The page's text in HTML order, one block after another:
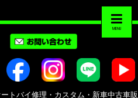
MENU
ートバイ修理・カスタム・新車中古車販